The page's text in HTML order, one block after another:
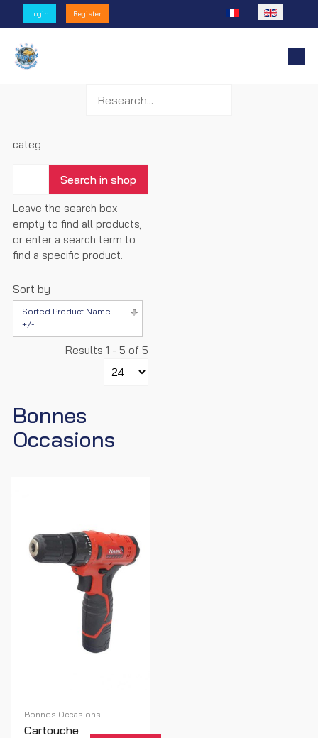
Login Register Select your language
categ
Leave the search box
empty to find all products,
or enter a search term to
find a specific product.
Sort by
Sorted Product Name
+/-
Results 1 - 5 of 5
Bonnes
Occasions
Bonnes Occasions
Cartouche